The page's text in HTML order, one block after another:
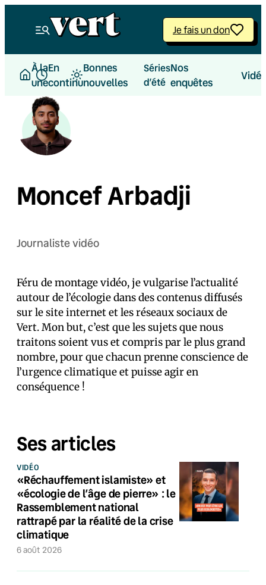
Je fais un don
À la
une
En
continu
Bonnes
nouvelles
Séries
d’été
Nos
enquêtes
Moncef Arbadji
Journaliste vidéo
Féru de montage vidéo, je vulgarise l’actualité
autour de l’écologie dans des contenus diffusés
sur le site internet et les réseaux sociaux de
Vert. Mon but, c’est que les sujets que nous
traitons soient vus et compris par le plus grand
nombre, pour que chacun prenne conscience de
l’urgence climatique et puisse agir en
conséquence !
Ses articles
VIDÉO
«Réchauffement islamiste» et
«écologie de l’âge de pierre» : le
Rassemblement national
rattrapé par la réalité de la crise
climatique
6 août 2026